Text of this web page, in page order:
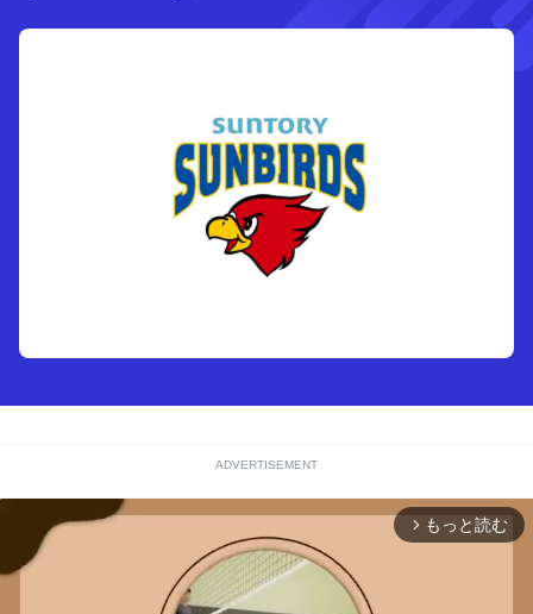
ADVERTISEMENT
arrow_forward_ios もっと読む